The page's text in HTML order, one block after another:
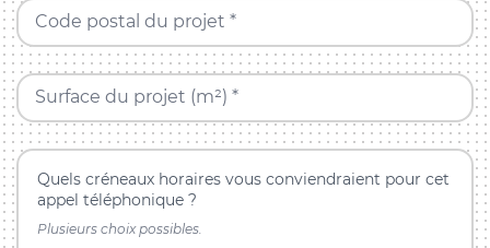
Code postal du projet *
Surface du projet (m²) *
Quels créneaux horaires vous conviendraient pour cet
appel téléphonique ?
Plusieurs choix possibles.